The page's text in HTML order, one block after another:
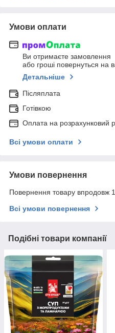
Умови оплати
Ви отримаєте замовлення
або гроші повернуться на
Детальніше
Післяплата
Готівкою
Оплата на розрахунковий
Всі умови оплати
Умови повернення
Повернення товару впродовж
Всі умови повернення
Подібні товари компанії